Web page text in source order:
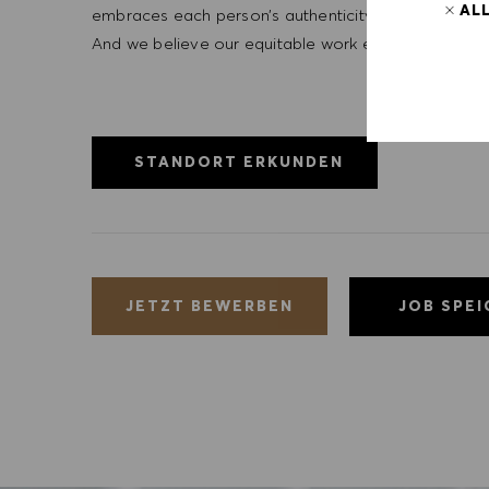
embraces each person’s authenticity and
And we believe our equitable work environment
STANDORT ERKUNDEN
JETZT BEWERBEN JOB